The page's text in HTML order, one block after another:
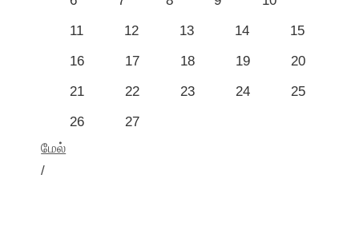
11
12 13 14
15
16
17 18 19
20
21
22 23 24
25
26
27
மேல்
/